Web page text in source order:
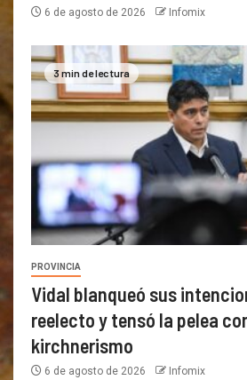
6 de agosto de 2026 Infomix
3 min de lectura
PROVINCIA
Vidal blanqueó sus
reelecto y tensó la pelea
kirchnerismo
6 de agosto de 2026 Infomix